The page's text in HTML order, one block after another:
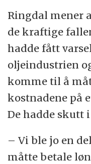
Ringdal mener
de kraftige
hadde fått
oljeindustrien
komme til å
kostnadene på
De hadde skutt
– Vi ble jo en
måtte betale